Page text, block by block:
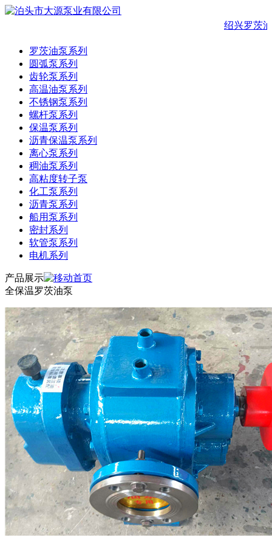
绍兴罗茨
罗茨油泵系列
圆弧泵系列
齿轮泵系列
高温油泵系列
不锈钢泵系列
螺杆泵系列
保温泵系列
沥青保温泵系列
离心泵系列
稠油泵系列
高粘度转子泵
化工泵系列
沥青泵系列
船用泵系列
密封系列
软管泵系列
电机系列
产品展示
全保温罗茨油泵